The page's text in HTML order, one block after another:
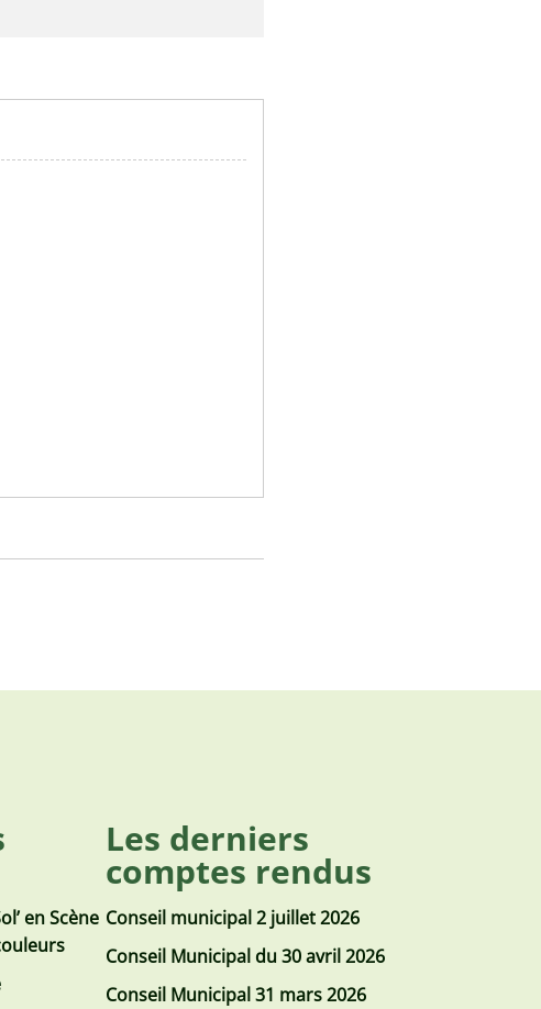
en Scène
Les derniers
comptes rendus
Conseil municipal 2 juillet 2026
Conseil Municipal du 30 avril 2026
Conseil Municipal 31 mars 2026